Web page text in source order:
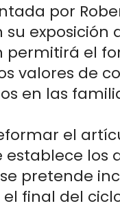
por
su exposición
permitirá el
valores de
en las
el
establece los
pretende
final del